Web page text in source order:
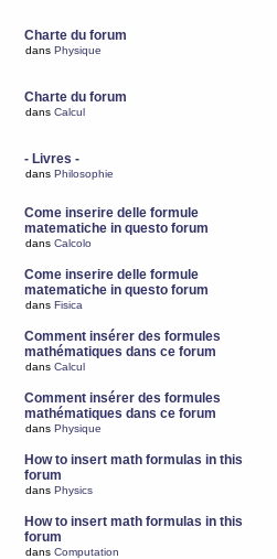
Charte du forum
dans Physique
Charte du forum
dans Calcul
- Livres -
dans Philosophie
Come inserire delle formule
matematiche in questo forum
dans Calcolo
Come inserire delle formule
matematiche in questo forum
dans Fisica
Comment insérer des formules
mathématiques dans ce forum
dans Calcul
Comment insérer des formules
mathématiques dans ce forum
dans Physique
How to insert math formulas in this
forum
dans Physics
How to insert math formulas in this
forum
dans Computation